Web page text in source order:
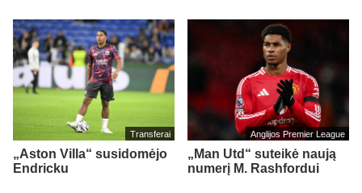
Transferai
„Aston Villa“ susidomėjo
Endricku
Anglijos Premier League
„Man Utd“ suteikė naują
numerį M. Rashfordui